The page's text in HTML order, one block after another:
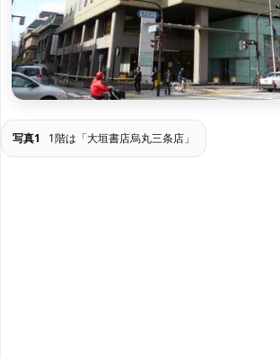
写真1 1階は「大垣書店烏丸三条店」